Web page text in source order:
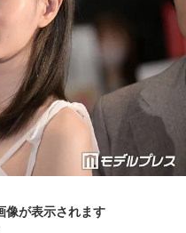
像が表示されます